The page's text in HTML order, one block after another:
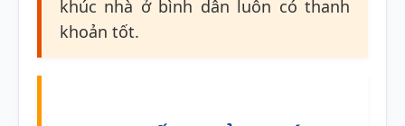
khúc nhà ở bình dân luôn có thanh
khoản tốt.